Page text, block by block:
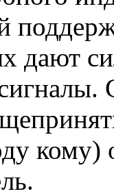
дают
кому)